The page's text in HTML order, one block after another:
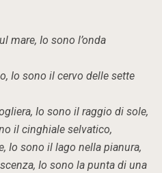
mare, Io sono l’onda
Io sono il cervo delle sette
Io sono il raggio di sole,
il cinghiale selvatico,
Io sono il lago nella pianura,
Io sono la punta di una